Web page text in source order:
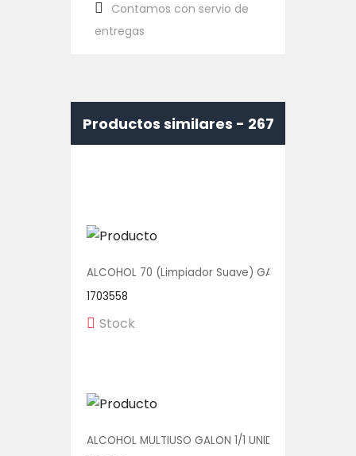
Contamos con servio de
entregas
Productos similares - 267
ALCOHOL 70 (Limpiador Suave) GALON 1/1 UNIDAD
1703558
Stock
ALCOHOL MULTIUSO GALON 1/1 UNIDAD